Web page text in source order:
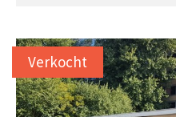
Verkocht